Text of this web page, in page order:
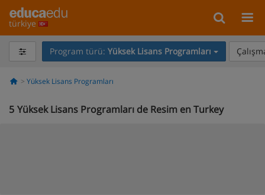
türkiye
Program türü: Yüksek Lisans Programları
Yüksek Lisans Programları
5 Yüksek Lisans Programları de Resim en Turkey